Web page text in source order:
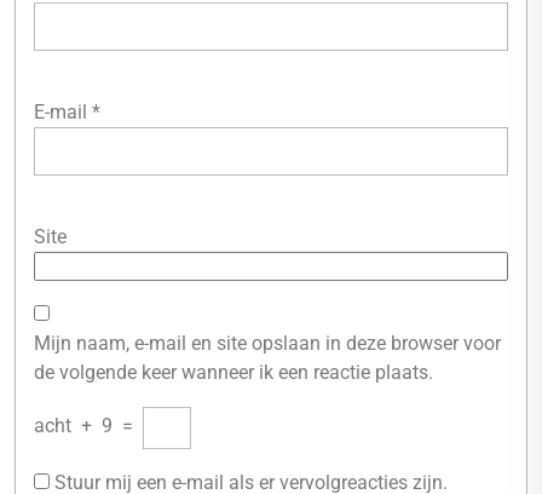
E-mail *
Site
Mijn naam, e-mail en site opslaan in deze browser voor
de volgende keer wanneer ik een reactie plaats.
acht + 9 =
Stuur mij een e-mail als er vervolgreacties zijn.